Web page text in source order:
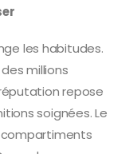
les habitudes.
millions
repose
soignées. Le
compartiments